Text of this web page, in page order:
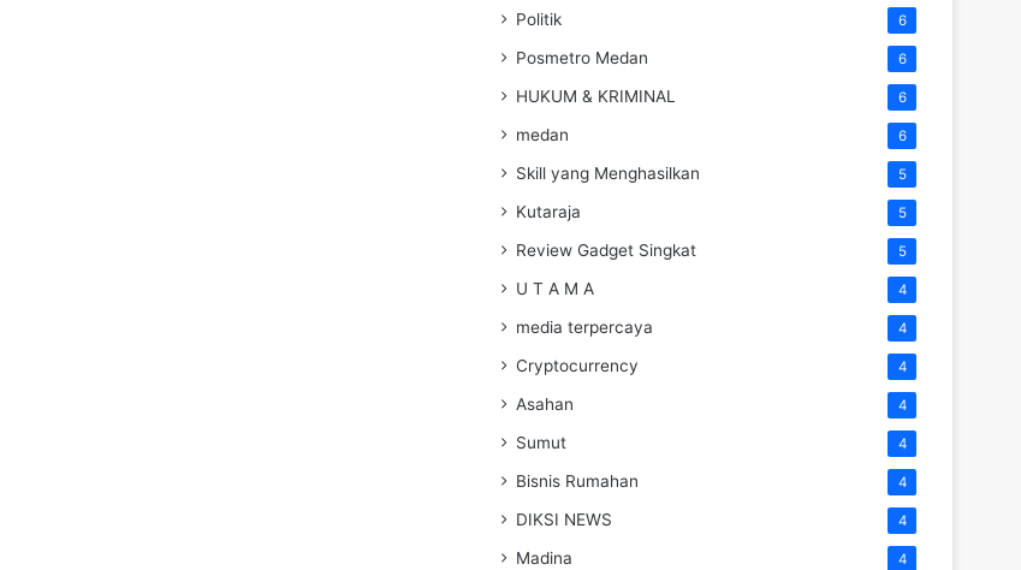
Politik 6
Posmetro Medan 6
HUKUM & KRIMINAL 6
medan 6
Skill yang Menghasilkan 5
Kutaraja 5
Review Gadget Singkat 5
U T A M A 4
media terpercaya 4
Cryptocurrency 4
Asahan 4
Sumut 4
Bisnis Rumahan 4
DIKSI NEWS 4
Madina 4